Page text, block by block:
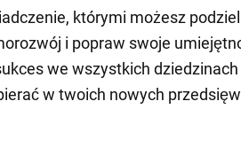
którymi możesz
i popraw swoje
we wszystkich
w twoich nowych